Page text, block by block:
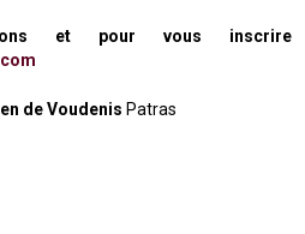
et pour vous inscrire
de Voudenis Patras